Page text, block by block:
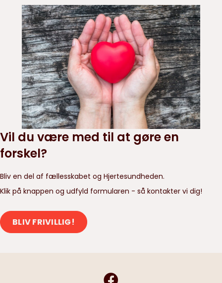
Vil du være med til at gøre en
forskel?
Bliv en del af fællesskabet og Hjertesundheden.
Klik på knappen og udfyld formularen - så kontakter vi dig!
BLIV FRIVILLIG!